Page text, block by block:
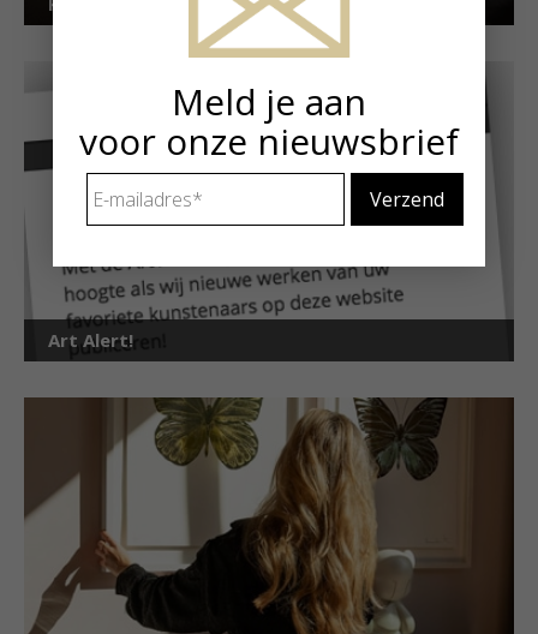
Art Alert!
Meld je aan
voor onze nieuwsbrief
mailadres *